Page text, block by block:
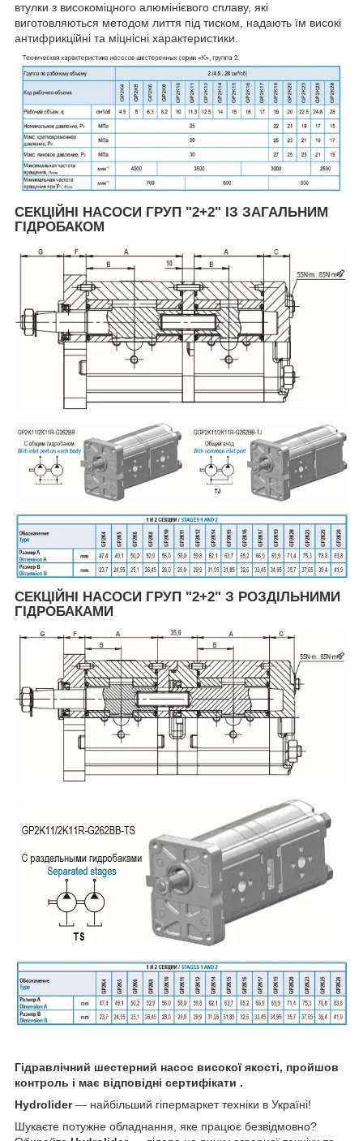
втулки з високоміцного алюмінієвого сплаву, які
виготовляються методом лиття під тиском, надають їм високі
антифрикційні та міцнісні характеристики.
СЕКЦІЙНІ НАСОСИ ГРУП "2+2" ІЗ ЗАГАЛЬНИМ
ГІДРОБАКОМ
СЕКЦІЙНІ НАСОСИ ГРУП "2+2" З РОЗДІЛЬНИМИ
ГІДРОБАКАМИ
Гідравлічний шестерний насос високої якості, пройшов
контроль і має відповідні сертифікати .
Hydrolider— найбільший гіпермаркет техніки в Україні!
Шукаєте потужне обладнання, яке працює безвідмовно?